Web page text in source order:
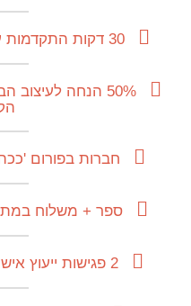
30 דקות התקדמות עקשנית בעסק אחת לשבוע
50% הנחה
חברות בפורום 'ככה
ספר + משלוח
2 פגישות ייעוץ אישיות בשנה, להתנעת העסק